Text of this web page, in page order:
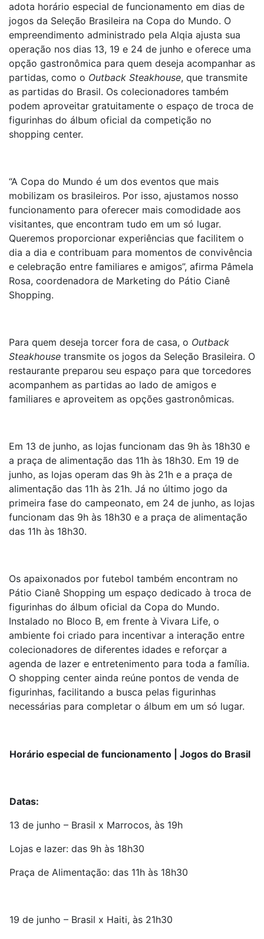
adota horário especial de funcionamento em dias de
jogos da Seleção Brasileira na Copa do Mundo. O
empreendimento administrado pela Alqia ajusta sua
operação nos dias 13, 19 e 24 de junho e oferece uma
opção gastronômica para quem deseja acompanhar as
partidas, como o Outback Steakhouse, que transmite
as partidas do Brasil. Os colecionadores também
podem aproveitar gratuitamente o espaço de troca de
figurinhas do álbum oficial da competição no
shopping center.
“A Copa do Mundo é um dos eventos que mais
mobilizam os brasileiros. Por isso, ajustamos nosso
funcionamento para oferecer mais comodidade aos
visitantes, que encontram tudo em um só lugar.
Queremos proporcionar experiências que facilitem o
dia a dia e contribuam para momentos de convivência
e celebração entre familiares e amigos”, afirma Pâmela
Rosa, coordenadora de Marketing do Pátio Cianê
Shopping.
Para quem deseja torcer fora de casa, o Outback
Steakhouse transmite os jogos da Seleção Brasileira. O
restaurante preparou seu espaço para que torcedores
acompanhem as partidas ao lado de amigos e
familiares e aproveitem as opções gastronômicas.
Em 13 de junho, as lojas funcionam das 9h às 18h30 e
a praça de alimentação das 11h às 18h30. Em 19 de
junho, as lojas operam das 9h às 21h e a praça de
alimentação das 11h às 21h. Já no último jogo da
primeira fase do campeonato, em 24 de junho, as lojas
funcionam das 9h às 18h30 e a praça de alimentação
das 11h às 18h30.
Os apaixonados por futebol também encontram no
Pátio Cianê Shopping um espaço dedicado à troca de
figurinhas do álbum oficial da Copa do Mundo.
Instalado no Bloco B, em frente à Vivara Life, o
ambiente foi criado para incentivar a interação entre
colecionadores de diferentes idades e reforçar a
agenda de lazer e entretenimento para toda a família.
O shopping center ainda reúne pontos de venda de
figurinhas, facilitando a busca pelas figurinhas
necessárias para completar o álbum em um só lugar.
Horário especial de funcionamento | Jogos do Brasil
Datas:
13 de junho – Brasil x Marrocos, às 19h
Lojas e lazer: das 9h às 18h30
Praça de Alimentação: das 11h às 18h30
19 de junho – Brasil x Haiti, às 21h30